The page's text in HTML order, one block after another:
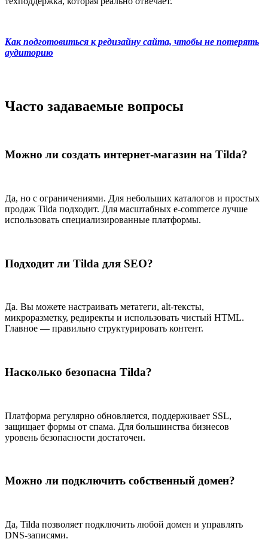
Как подготовиться к редизайну сайта, чтобы не потерять
аудиторию
Часто задаваемые вопросы
Можно ли создать интернет-магазин на Tilda?
Да, но с ограничениями. Для небольших каталогов и простых
продаж Tilda подходит. Для масштабных e-commerce лучше
использовать специализированные платформы.
Подходит ли Tilda для SEO?
Да. Вы можете настраивать метатеги, alt-тексты,
микроразметку, редиректы и использовать чистый HTML.
Главное — правильно структурировать контент.
Насколько безопасна Tilda?
Платформа регулярно обновляется, поддерживает SSL,
защищает формы от спама. Для большинства бизнесов
уровень безопасности достаточен.
Можно ли подключить собственный домен?
Да, Tilda позволяет подключить любой домен и управлять
DNS-записями.